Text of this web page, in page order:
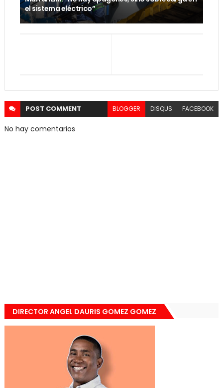
el sistema eléctrico”
POST COMMENT BLOGGER DISQUS FACEBOOK
No hay comentarios
DIRECTOR ANGEL DAURIS GOMEZ GOMEZ